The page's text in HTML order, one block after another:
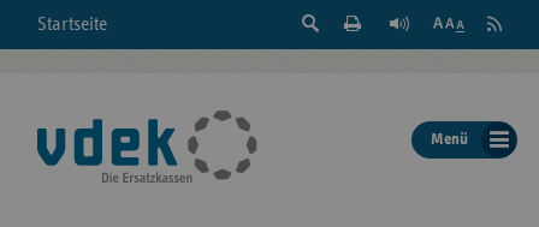
Startseite
Suche
der
Seite
Feed
Menü